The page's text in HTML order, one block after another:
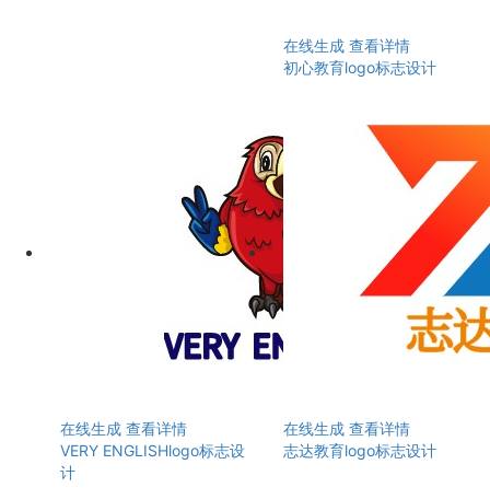
在线生成 查看详情
初心教育logo标志设计
在线生成 查看详情
VERY ENGLISHlogo标志设
计
在线生成 查看详情
志达教育logo标志设计